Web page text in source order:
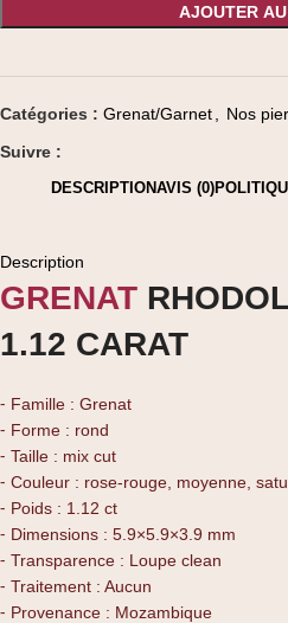
AJOUTER
Catégories : Grenat/Garnet Nos
Suivre :
DESCRIPTIONAVIS (0)
Description
GRENAT
1.12 CARAT
⁃ Famille : Grenat
⁃ Forme : rond
⁃ Taille : mix cut
⁃ Couleur : rose-rouge, moyenne,
⁃ Poids : 1.12 ct
⁃ Dimensions : 5.9×5.9×3.9 mm
⁃ Transparence : Loupe clean
⁃ Traitement : Aucun
⁃ Provenance : Mozambique